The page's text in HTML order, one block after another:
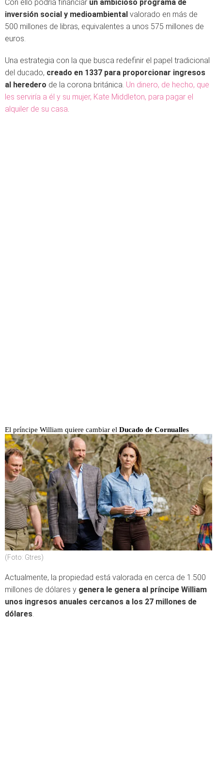
Con ello podría financiar un ambicioso programa de
inversión social y medioambiental valorado en más de
500 millones de libras, equivalentes a unos 575 millones de
euros.
Una estrategia con la que busca redefinir el papel tradicional
del ducado, creado en 1337 para proporcionar ingresos
al heredero de la corona británica. Un dinero, de hecho, que
les serviría a él y su mujer, Kate Middleton, para pagar el
alquiler de su casa
El príncipe William quiere cambiar el Ducado de Cornualles
(Foto: Gtres)
Actualmente, la propiedad está valorada en cerca de 1.500
millones de dólares y genera le genera al príncipe William
unos ingresos anuales cercanos a los 27 millones de
dólares.